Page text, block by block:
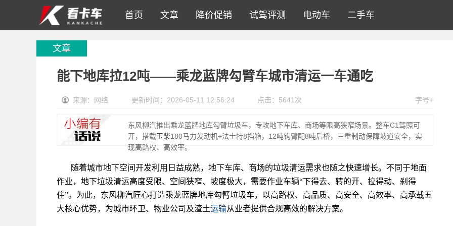
首页 文章 降价促销 试驾评测 电动车 二手车
文章
能下地库拉12吨——乘龙蓝牌勾臂车城市清运一车通吃
字号+
来源：网络 更新时间：2026-05-11 12:56:24 点击： 5641 次
东风柳汽推出乘龙蓝牌地库勾臂垃圾车，专攻地下车库、商场等限高狭窄场景。整车C1驾照可
开，搭载玉柴180马力发动机+法士特8挡箱，12吨钩臂配8吨后桥，三重制动保障坡道安全，实
现高路权、高效率。
随着城市地下空间开发利用日益成熟，地下车库、商场的垃圾清运需求也随之快速增长。不同于地面
作业，地下垃圾清运高度受限、空间狭窄、坡度极大，需要作业车辆“下得去、转的开、拉得动、刹得
住”。为此，东风柳汽匠心打造乘龙蓝牌地库勾臂垃圾车，以高路权、高品质、高安全、高效率、高承载五
大核心优势，为城市环卫、物业公司及渣土运输从业者提供合规高效的解决方案。